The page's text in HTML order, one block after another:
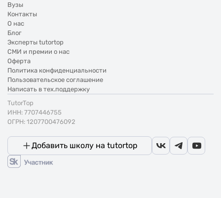
Вузы
Контакты
О нас
Блог
Эксперты tutortop
СМИ и премии о нас
Оферта
Политика конфиденциальности
Пользовательское соглашение
Написать в тех.поддержку
TutorTop
ИНН: 7707446755
ОГРН: 1207700476092
Добавить школу на tutortop